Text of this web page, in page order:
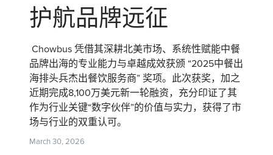
护航品牌远征
Chowbus 凭借其深耕北美市场、系统性赋能中餐
品牌出海的专业能力与卓越成效获颁 “2025中餐出
海排头兵杰出餐饮服务商” 奖项。此次获奖，加之
近期完成8,100万美元新一轮融资，充分印证了其
作为行业关键“数字伙伴”的价值与实力，获得了市
场与行业的双重认可。
March 30, 2026